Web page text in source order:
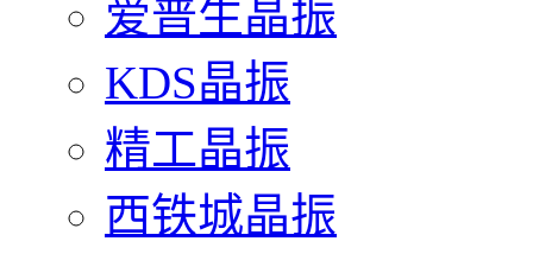
爱普生晶振
KDS晶振
精工晶振
西铁城晶振